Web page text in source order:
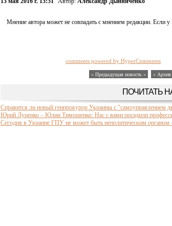
Мнение автора может не совпадать с мнением редакции. Если
comments powered by HyperComments
« Предыдущая новость « » Архив
ПОЧИТАТЬ
Справится ли новый генпрокурор Украины с "самоуправлением
Юрий Луценко – Юлии Тимошенко: Нас с вами посадили
Сегодня в Украине ГПУ не может быть неполитическим органом